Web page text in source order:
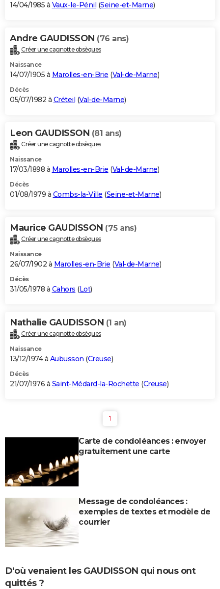
14/04/1985 à Vaux-le-Pénil (Seine-et-Marne)
Andre GAUDISSON (76 ans)
Créer une cagnotte obsèques
Naissance
14/07/1905 à Marolles-en-Brie (Val-de-Marne)
Décès
05/07/1982 à Créteil (Val-de-Marne)
Leon GAUDISSON (81 ans)
Créer une cagnotte obsèques
Naissance
17/03/1898 à Marolles-en-Brie (Val-de-Marne)
Décès
01/08/1979 à Combs-la-Ville (Seine-et-Marne)
Maurice GAUDISSON (75 ans)
Créer une cagnotte obsèques
Naissance
26/07/1902 à Marolles-en-Brie (Val-de-Marne)
Décès
31/05/1978 à Cahors (Lot)
Nathalie GAUDISSON (1 an)
Créer une cagnotte obsèques
Naissance
13/12/1974 à Aubusson (Creuse)
Décès
21/07/1976 à Saint-Médard-la-Rochette (Creuse)
1
Carte de condoléances : envoyer
gratuitement une carte
Message de condoléances :
exemples de textes et modèle de
courrier
D'où venaient les GAUDISSON qui nous ont
quittés ?